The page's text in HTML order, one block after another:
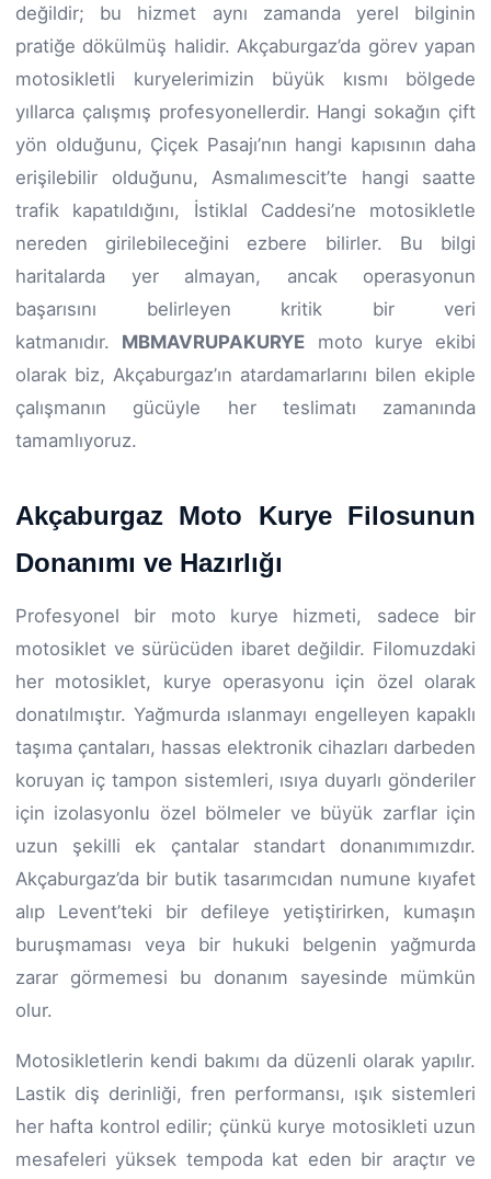
değildir; bu hizmet aynı zamanda yerel bilginin
pratiğe dökülmüş halidir. Akçaburgaz’da görev yapan
motosikletli kuryelerimizin büyük kısmı bölgede
yıllarca çalışmış profesyonellerdir. Hangi sokağın çift
yön olduğunu, Çiçek Pasajı’nın hangi kapısının daha
erişilebilir olduğunu, Asmalımescit’te hangi saatte
trafik kapatıldığını, İstiklal Caddesi’ne motosikletle
nereden girilebileceğini ezbere bilirler. Bu bilgi
haritalarda yer almayan, ancak operasyonun
başarısını belirleyen kritik bir veri
katmanıdır. MBMAVRUPAKURYE moto kurye ekibi
olarak biz, Akçaburgaz’ın atardamarlarını bilen ekiple
çalışmanın gücüyle her teslimatı zamanında
tamamlıyoruz.
Akçaburgaz Moto Kurye Filosunun
Donanımı ve Hazırlığı
Profesyonel bir moto kurye hizmeti, sadece bir
motosiklet ve sürücüden ibaret değildir. Filomuzdaki
her motosiklet, kurye operasyonu için özel olarak
donatılmıştır. Yağmurda ıslanmayı engelleyen kapaklı
taşıma çantaları, hassas elektronik cihazları darbeden
koruyan iç tampon sistemleri, ısıya duyarlı gönderiler
için izolasyonlu özel bölmeler ve büyük zarflar için
uzun şekilli ek çantalar standart donanımımızdır.
Akçaburgaz’da bir butik tasarımcıdan numune kıyafet
alıp Levent’teki bir defileye yetiştirirken, kumaşın
buruşmaması veya bir hukuki belgenin yağmurda
zarar görmemesi bu donanım sayesinde mümkün
olur.
Motosikletlerin kendi bakımı da düzenli olarak yapılır.
Lastik diş derinliği, fren performansı, ışık sistemleri
her hafta kontrol edilir; çünkü kurye motosikleti uzun
mesafeleri yüksek tempoda kat eden bir araçtır ve